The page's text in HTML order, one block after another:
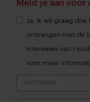
Meld je aan
Ja, ik wil graag
ontvangen met de
interviews van
voor meer